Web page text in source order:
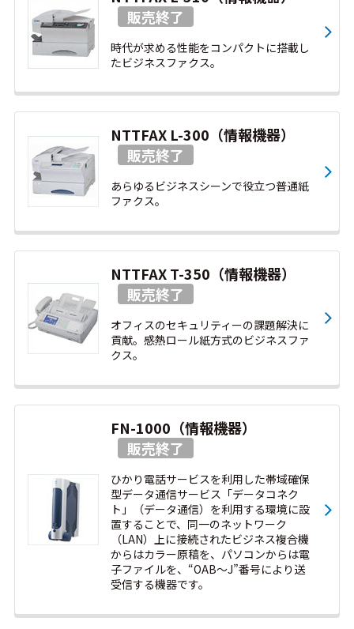
時代が求める性能をコンパクトに搭載し
たビジネスファクス。
NTTFAX L-300（情報機器）
あらゆるビジネスシーンで役立つ普通紙
ファクス。
NTTFAX T-350（情報機器）
オフィスのセキュリティーの課題解決に
貢献。感熱ロール紙方式のビジネスファ
クス。
FN-1000（情報機器）
ひかり電話サービスを利用した帯域確保
型データ通信サービス「データコネク
ト」（データ通信）を利用する環境に設
置することで、同一のネットワーク
（LAN）上に接続されたビジネス複合機
からはカラー原稿を、パソコンからは電
子ファイルを、“OAB～J”番号により送
受信する機器です。